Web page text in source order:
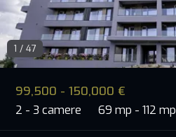
99,500 - 150,000 €
2 - 3 camere 69 mp - 112 mp
1 / 47